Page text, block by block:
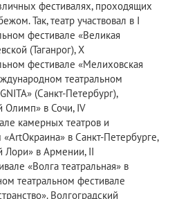
фестивалях, проходящих
Так, театр участвовал в I
фестивале «Великая
(Таганрог), Х
фестивале «Мелиховская
театральном
(Санкт-Петербург),
Олимп» в Сочи, IV
камерных театров и
в Санкт-Петербурге,
Лори» в Армении, II
«Волга театральная» в
театральном фестивале
Волгоградский